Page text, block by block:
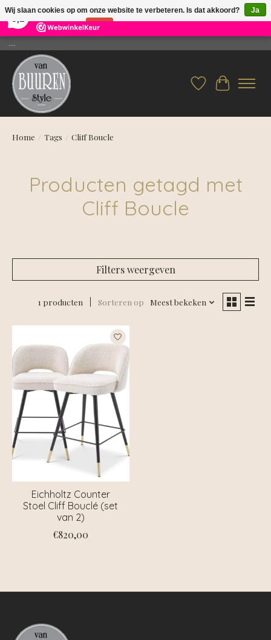
26 Reviews ×
....
Verlanglijst
Home / Tags / Cliff Boucle
Producten getagd met
Cliff Boucle
Filters weergeven
1 producten Sorteren op Meest bekeken
Eichholtz Counter
Stoel Cliff Bouclé (set
van 2)
€820,00
Wij slaan cookies op om onze website te verbeteren. Is dat akkoord?
Ja
Nee